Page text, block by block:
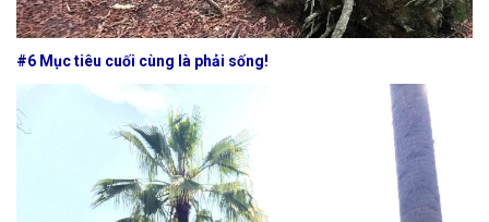
#6 Mục tiêu cuối cùng là phải sống!